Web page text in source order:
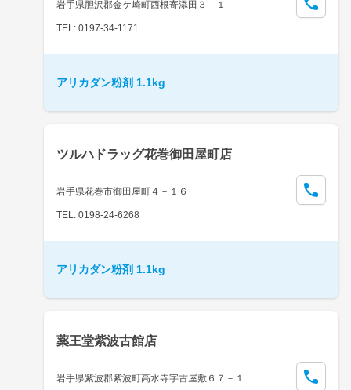
岩手県胆沢郡金ケ崎町西根寄添田３－１
TEL: 0197-34-1171
アリカダン粉剤 1.1kg
ツルハドラッグ花巻御田屋町店
岩手県花巻市御田屋町４－１６
TEL: 0198-24-6268
アリカダン粉剤 1.1kg
薬王堂紫波古館店
岩手県紫波郡紫波町高水寺字古屋敷６７－１